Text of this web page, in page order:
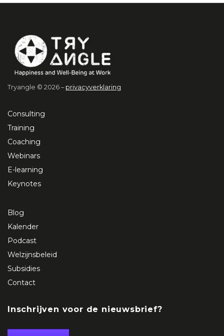
Tryangle © 2026 – privacyverklaring
Consulting
Training
Coaching
Webinars
E-learning
Keynotes
Blog
Kalender
Podcast
Welzijnsbeleid
Subsidies
Contact
Inschrijven voor de nieuwsbrief?